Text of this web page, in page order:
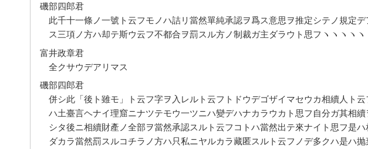
磯部四郎君
此千十一條ノ一號ト云フモノハ詰リ當然單純承認ヲ爲ス意思ヲ推定シテノ規定デ
ス三項ノ方ハ却テ斯ウ云フ不都合ヲ罰スル方ノ制裁ガ主ダラウト思フヽヽヽヽヽ
富井政章君
全クサウデアリマス
磯部四郎君
併シ此「後ト雖モ」ト云フ字ヲ入レルト云フトドウデゴザイマセウカ相續人ト云
ハ土臺言ヘナイ理窟ニナツテモウ一ツニハ變デハナカラウカト思フ自分ガ其相續
シタ後ニ相續財產ノ全部ヲ當然承認スルト云フコトハ當然出テ來ナイト思フ是ハ
ダカラ當然罰スルコチラノ方ハ只私ニヤルカラ藏匿スルト云フノデ多クハ是ハ抛